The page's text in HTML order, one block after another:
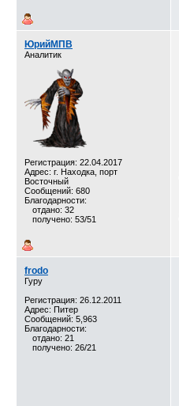
ЮрийМПВ
Аналитик
Регистрация: 22.04.2017
Адрес: г. Находка, порт
Восточный
Сообщений: 680
Благодарности:
отдано: 32
получено: 53/51
frodo
Гуру
Регистрация: 26.12.2011
Адрес: Питер
Сообщений: 5,963
Благодарности:
отдано: 21
получено: 26/21